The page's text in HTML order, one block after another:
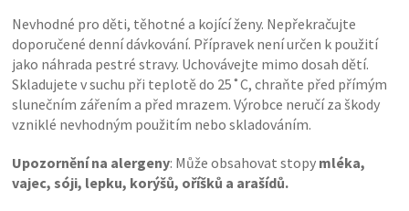
Nevhodné pro děti, těhotné a kojící ženy. Nepřekračujte
doporučené denní dávkování. Přípravek není určen k použití
jako náhrada pestré stravy. Uchovávejte mimo dosah dětí.
Skladujete v suchu při teplotě do 25˚C, chraňte před přímým
slunečním zářením a před mrazem. Výrobce neručí za škody
vzniklé nevhodným použitím nebo skladováním.
Upozornění na alergeny: Může obsahovat stopy mléka,
vajec, sóji, lepku, korýšů, oříšků a arašídů.